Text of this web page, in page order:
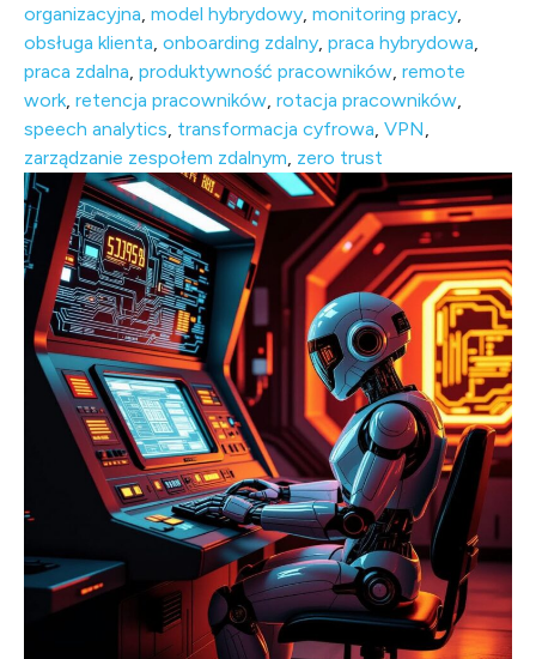
organizacyjna, model hybrydowy, monitoring pracy,
obsługa klienta, onboarding zdalny, praca hybrydowa,
praca zdalna, produktywność pracowników, remote
work, retencja pracowników, rotacja pracowników,
speech analytics, transformacja cyfrowa, VPN,
zarządzanie zespołem zdalnym, zero trust